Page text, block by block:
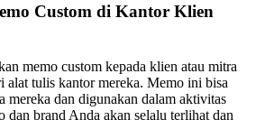
Custom di Kantor Klien
memo custom kepada klien atau mitra
alat tulis kantor mereka. Memo ini bisa
mereka dan digunakan dalam aktivitas
dan brand Anda akan selalu terlihat dan